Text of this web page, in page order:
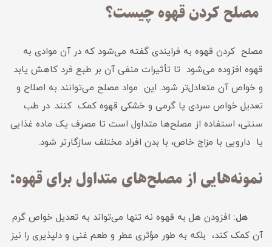
مصلح کردن قهوه چیست؟
مصلح کردن قهوه به فرایندی گفته می‌شود که در آن موادی به
قهوه افزوده می‌شود تا تأثیرات منفی آن بر طبع فرد کاهش یابد
و خواص آن متعادل‌تر شود. این مواد مصلح می‌توانند به اصلاح و
تعدیل خواص سردی یا گرمی و خشکی قهوه کمک کنند. در طب
سنتی، استفاده از مصلح‌ها متداول است تا مصرف یک ماده غذایی
یا دارویی با مزاج خاص، با بدن افراد مختلف سازگارتر شود.
نمونه‌هایی از مصلح‌های متداول برای قهوه:
هل: افزودن هل به قهوه نه تنها می‌تواند به تعدیل خواص گرم
آن کمک کند، بلکه به طور مؤثری عطر و طعم غنی و دلپذیری را نیز